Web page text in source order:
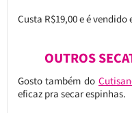
Custa R$19,00 e é
OUTROS
Gosto também do
eficaz pra secar espinhas.